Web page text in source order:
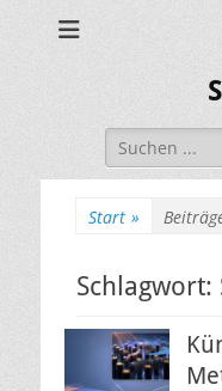
Suchen
nach:
Start »
Schlagwort: